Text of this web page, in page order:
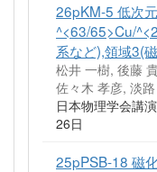
26pKM-5 低次
^<63/65>Cu/
系など),領域3(
松井 一樹, 後藤
佐々木 孝彦, 淡
日本物理学会講
26日
25pPSB-18 磁